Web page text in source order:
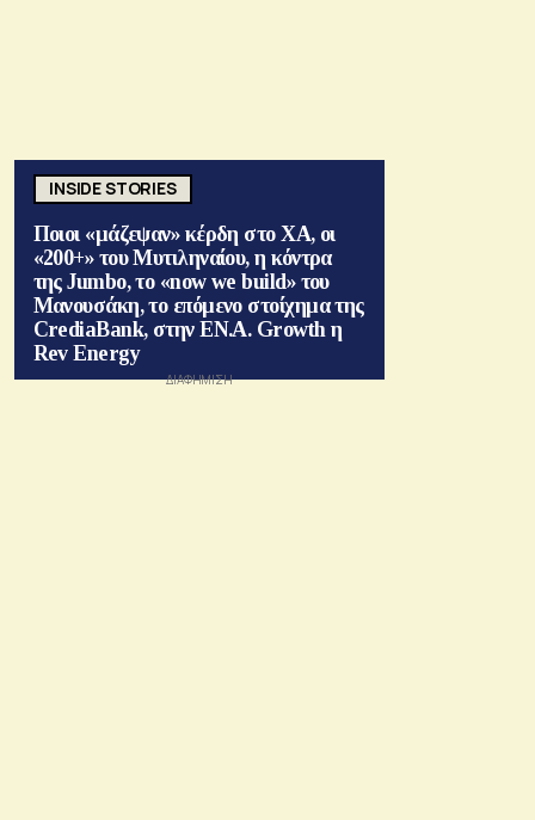
INSIDE STORIES
Ποιοι «μάζεψαν» κέρδη στο ΧΑ, οι
«200+» του Μυτιληναίου, η κόντρα
της Jumbo, το «now we build» του
Μανουσάκη, το επόμενο στοίχημα της
CrediaBank, στην ΕΝ.Α. Growth η
Rev Energy